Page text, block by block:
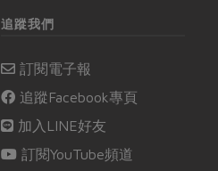
追蹤我們
訂閱電子報
追蹤Facebook專頁
加入LINE好友
訂閱YouTube頻道